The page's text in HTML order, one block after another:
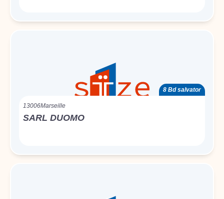
8 Bd salvator
13006Marseille
SARL DUOMO